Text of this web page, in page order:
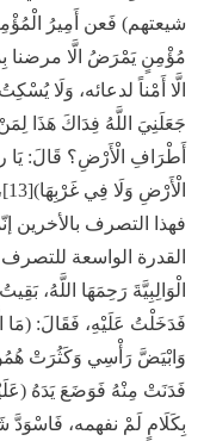
شيعتهم) فَعن أَمِيرُ
مُؤْمِنٍ يَمْرَضُ الَّا مرضنا
الَّا أَمْناً لدعائه، وَلَا
جَعَلَنِيَ اللَّهُ فِدَاكَ هَذَا
أَطْرَافِ الْأَرْضِ؟ قَالَ:
فهذا التصرف بالأخرين
القدرة الواسعة
الْوَالِبِيَّةَ رَحِمَهَا اللَّهُ،
فَدَخَلْتُ عَلَيْهِ‏، فَقَالَ: (مَا
وَابْيَضَّ رَأْسِي وَكَثُرَتْ
فَدَنَتْ مِنْهُ فَوَضَعَ يَدَهُ
بِكَلَامٍ لَمْ نفهمه،